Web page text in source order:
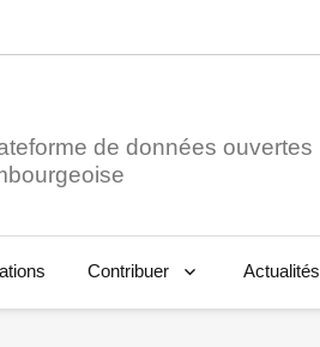
de données ouvertes
Contribuer Actualités